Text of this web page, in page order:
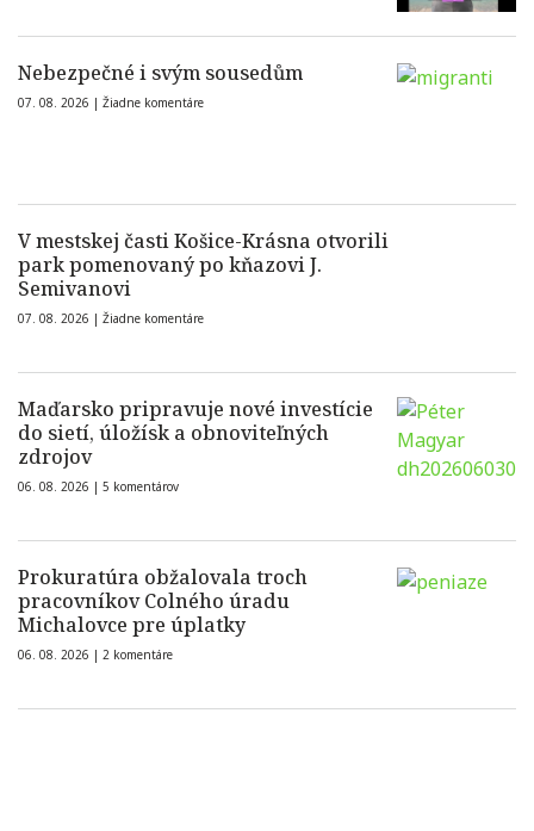
Nebezpečné i svým sousedům
07. 08. 2026 | Žiadne komentáre
V mestskej časti Košice-Krásna otvorili
park pomenovaný po kňazovi J.
Semivanovi
07. 08. 2026 | Žiadne komentáre
Maďarsko pripravuje nové investície
do sietí, úložísk a obnoviteľných
zdrojov
06. 08. 2026 | 5 komentárov
Prokuratúra obžalovala troch
pracovníkov Colného úradu
Michalovce pre úplatky
06. 08. 2026 | 2 komentáre